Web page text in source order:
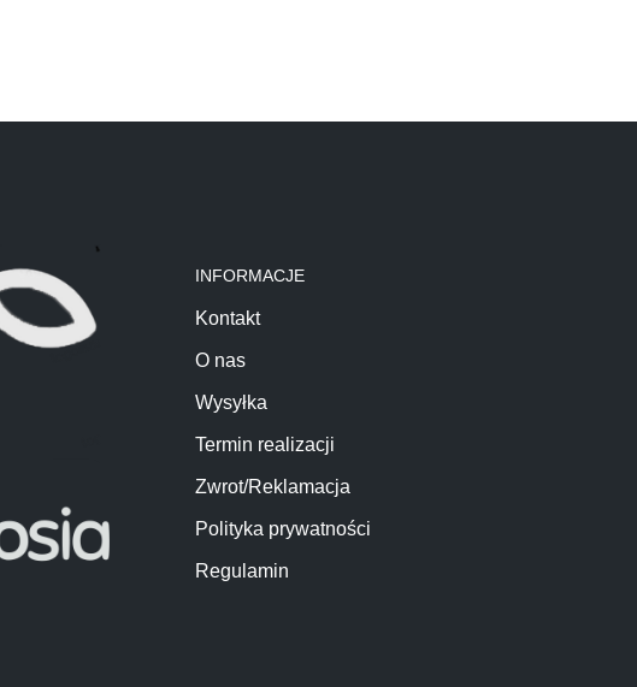
INFORMACJE
Kontakt
O nas
Wysyłka
Termin realizacji
Zwrot/Reklamacja
Polityka prywatności
Regulamin